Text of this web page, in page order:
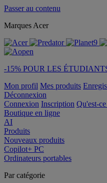
Passer au contenu
Marques Acer
-15% POUR LES
Mon profil Mes produits
Déconnexion
Connexion Inscription Qu'est-
Boutique en ligne
AI
Produits
Nouveaux produits
Copilot+ PC
Ordinateurs portables
Par catégorie